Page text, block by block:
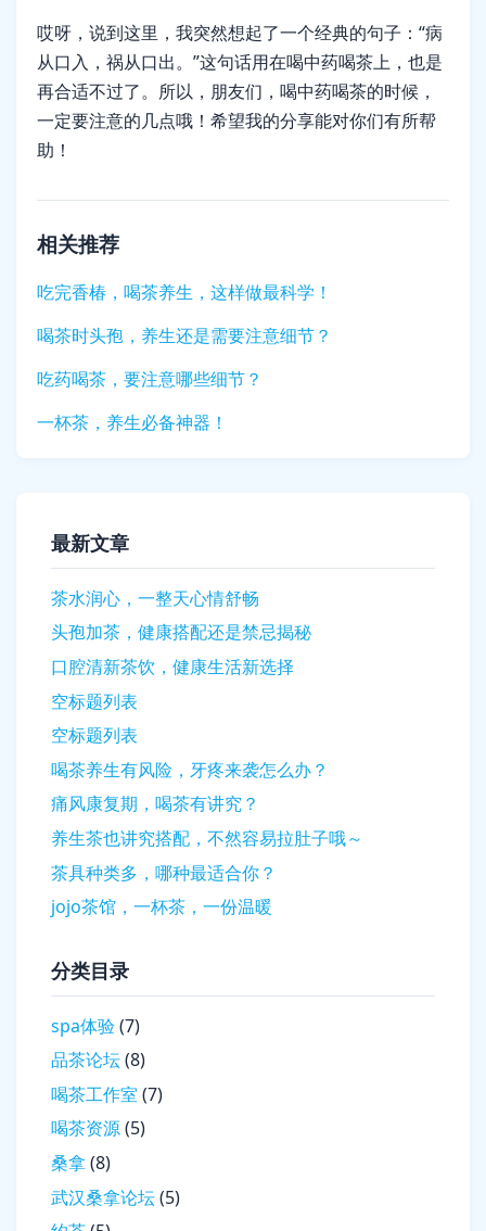
哎呀，说到这里，我突然想起了一个经典的句子：“病
从口入，祸从口出。”这句话用在喝中药喝茶上，也是
再合适不过了。所以，朋友们，喝中药喝茶的时候，
一定要注意的几点哦！希望我的分享能对你们有所帮
助！
相关推荐
吃完香椿，喝茶养生，这样做最科学！
喝茶时头孢，养生还是需要注意细节？
吃药喝茶，要注意哪些细节？
一杯茶，养生必备神器！
最新文章
茶水润心，一整天心情舒畅
头孢加茶，健康搭配还是禁忌揭秘
口腔清新茶饮，健康生活新选择
空标题列表
空标题列表
喝茶养生有风险，牙疼来袭怎么办？
痛风康复期，喝茶有讲究？
养生茶也讲究搭配，不然容易拉肚子哦～
茶具种类多，哪种最适合你？
jojo茶馆，一杯茶，一份温暖
分类目录
spa体验(7)
品茶论坛(8)
喝茶工作室 (7)
喝茶资源(5)
桑拿(8)
武汉桑拿论坛(5)